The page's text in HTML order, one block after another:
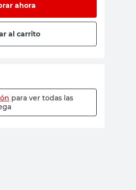
ahora
al carrito
para ver todas las